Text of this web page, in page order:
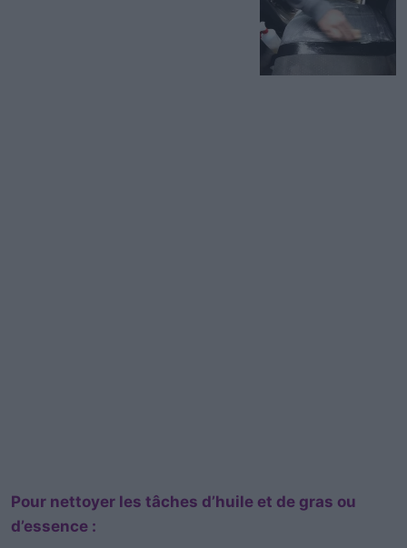
Pour nettoyer les tâches d’huile et de gras ou
d’essence :